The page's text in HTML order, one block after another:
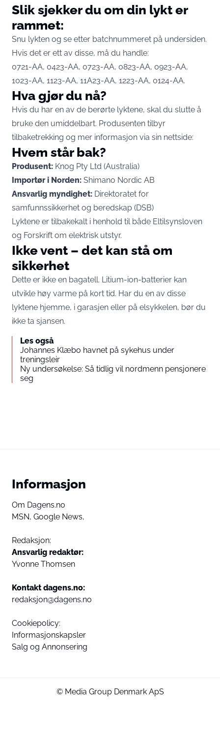
Slik sjekker du om din lykt er
rammet:
Snu lykten og se etter batchnummeret på undersiden.
Hvis det er ett av disse, må du handle:
0721-AA, 0423-AA, 0723-AA, 0823-AA, 0923-AA,
1023-AA, 1123-AA, 11A23-AA, 1223-AA, 0124-AA.
Hva gjør du nå?
Hvis du har en av de berørte lyktene, skal du slutte å
bruke den umiddelbart. Produsenten tilbyr
tilbaketrekking og mer informasjon via sin nettside:
Hvem står bak?
Produsent: Knog Pty Ltd (Australia)
Importør i Norden: Shimano Nordic AB
Ansvarlig myndighet: Direktoratet for
samfunnssikkerhet og beredskap (DSB)
Lyktene er tilbakekalt i henhold til både Eltilsynsloven
og Forskrift om elektrisk utstyr.
Ikke vent – det kan stå om
sikkerhet
Dette er ikke en bagatell. Litium-ion-batterier kan
utvikle høy varme på kort tid. Har du en av disse
lyktene hjemme, i garasjen eller på elsykkelen, bør du
ikke ta sjansen.
Les også
Johannes Klæbo havnet på sykehus under
treningsleir
Ny undersøkelse: Så tidlig vil nordmenn pensjonere
seg
Informasjon
Om Dagens.no
MSN, Google News,
Redaksjon:
Ansvarlig redaktør:
Yvonne Thomsen
Kontakt dagens.no:
redaksjon@dagens.no
Cookiepolicy:
Informasjonskapsler
Salg og Annonsering
© Media Group Denmark ApS